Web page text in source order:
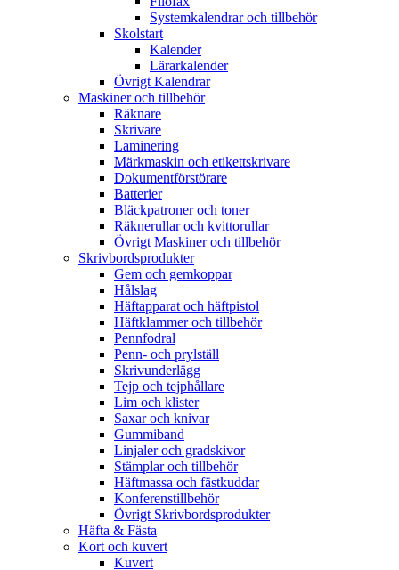
Systemkalendrar och tillbehör
Skolstart
Kalender
Lärarkalender
Övrigt Kalendrar
Maskiner och tillbehör
Räknare
Skrivare
Laminering
Märkmaskin och etikettskrivare
Dokumentförstörare
Batterier
Bläckpatroner och toner
Räknerullar och kvittorullar
Övrigt Maskiner och tillbehör
Skrivbordsprodukter
Gem och gemkoppar
Hålslag
Häftapparat och häftpistol
Häftklammer och tillbehör
Pennfodral
Penn- och prylställ
Skrivunderlägg
Tejp och tejphållare
Lim och klister
Saxar och knivar
Gummiband
Linjaler och gradskivor
Stämplar och tillbehör
Häftmassa och fästkuddar
Konferenstillbehör
Övrigt Skrivbordsprodukter
Häfta & Fästa
Kort och kuvert
Kuvert